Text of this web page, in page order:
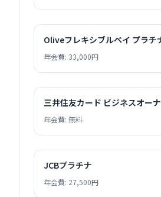
Oliveフレキシブルペイ プラチ
年会費: 33,000円
三井住友カード ビジネスオー
年会費: 無料
JCBプラチナ
年会費: 27,500円